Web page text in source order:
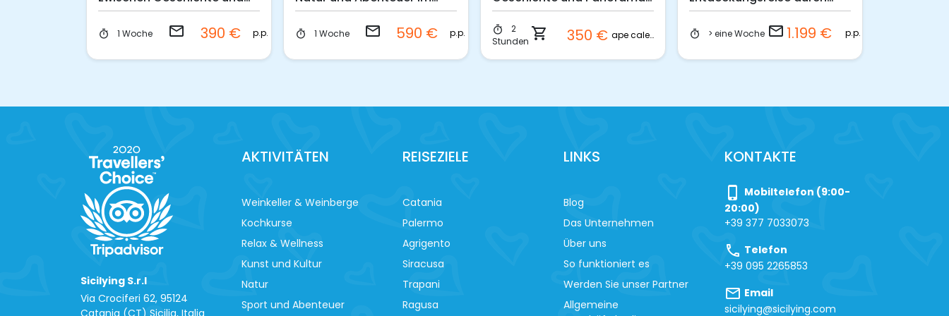
Tradition
timer 1 Woche email 390 € p.p.
B&B
timer 1 Woche email 590 € p.p.
im Ape Calessino
timer
2
Stunden shopping_cart 350 € ape calessino
Sizilien
timer > eine Woche email 1.199 € p.p.
Sicilying S.r.l
Via Crociferi 62, 95124
AKTIVITÄTEN
Weinkeller & Weinberge
Kochkurse
Relax & Wellness
Kunst und Kultur
Natur
Sport und Abenteuer
REISEZIELE
Catania
Palermo
Agrigento
Siracusa
Trapani
Ragusa
LINKS
Blog
Das Unternehmen
Über uns
So funktioniert es
Werden Sie unser Partner
Allgemeine
KONTAKTE
phone_iphone
Mobiltelefon (9:00-
20:00)
+39 377 7033073
call Telefon
+39 095 2265853
mail Email
sicilying@sicilying.com